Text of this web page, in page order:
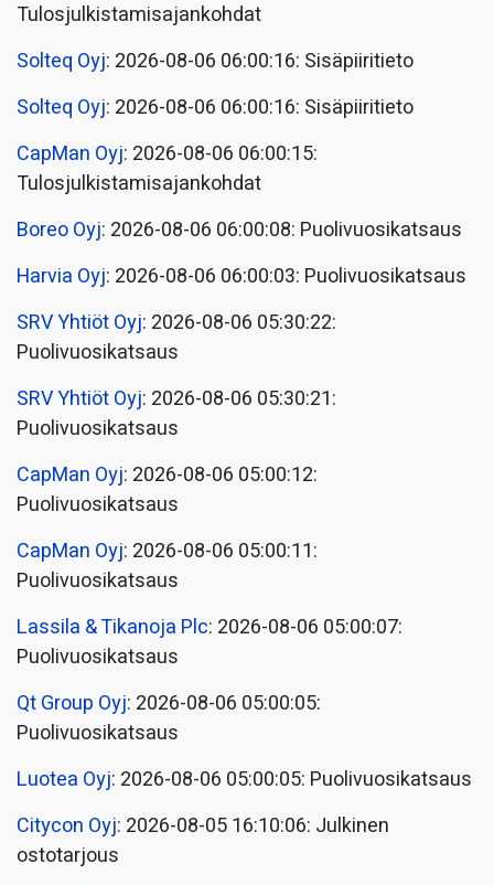
Tulosjulkistamisajankohdat
Solteq Oyj: 2026-08-06 06:00:16: Sisäpiiritieto
Solteq Oyj: 2026-08-06 06:00:16: Sisäpiiritieto
CapMan Oyj: 2026-08-06 06:00:15:
Tulosjulkistamisajankohdat
Boreo Oyj: 2026-08-06 06:00:08: Puolivuosikatsaus
Harvia Oyj: 2026-08-06 06:00:03: Puolivuosikatsaus
SRV Yhtiöt Oyj: 2026-08-06 05:30:22:
Puolivuosikatsaus
SRV Yhtiöt Oyj: 2026-08-06 05:30:21:
Puolivuosikatsaus
CapMan Oyj: 2026-08-06 05:00:12:
Puolivuosikatsaus
CapMan Oyj: 2026-08-06 05:00:11:
Puolivuosikatsaus
Lassila & Tikanoja Plc: 2026-08-06 05:00:07:
Puolivuosikatsaus
Qt Group Oyj: 2026-08-06 05:00:05:
Puolivuosikatsaus
Luotea Oyj: 2026-08-06 05:00:05: Puolivuosikatsaus
Citycon Oyj: 2026-08-05 16:10:06: Julkinen
ostotarjous